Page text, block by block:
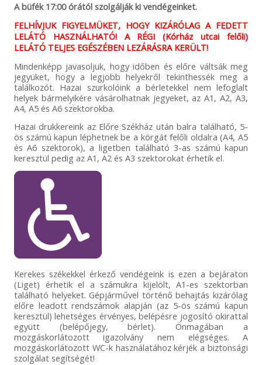
A büfék 17:00 órától szolgálják ki vendégeinket.
FELHÍVJUK FIGYELMÜKET, HOGY KIZÁRÓLAG A FEDETT
LELÁTÓ HASZNÁLHATÓ! A RÉGI (Kórház utcai felőli)
LELÁTÓ TELJES EGÉSZÉBEN LEZÁRÁSRA KERÜLT!
Mindenképp javasoljuk, hogy időben és előre váltsák meg
jegyüket, hogy a legjobb helyekről tekinthessék meg a
találkozót. Hazai szurkolóink a bérletekkel nem lefoglalt
helyek bármelyikére vásárolhatnak jegyeket, az A1, A2, A3,
A4, A5 és A6 szektorokba.
Hazai drukkereink az Előre Székház után balra található, 5-
ös számú kapun léphetnek be a körgát felőli oldalra (A4, A5
és A6 szektorok), a ligetben található 3-as számú kapun
keresztül pedig az A1, A2 és A3 szektorokat érhetik el.
Kerekes székekkel érkező vendégeink is ezen a bejáraton
(Liget) érhetik el a számukra kijelölt, A1-es szektorban
található helyeket. Gépjárművel történő behajtás kizárólag
előre leadott rendszámok alapján (az 5-ös számú kapun
keresztül) lehetséges érvényes, belépésre jogosító okirattal
együtt (belépőjegy, bérlet). Önmagában a
mozgáskorlátozott igazolvány nem elégséges. A
mozgáskorlátozott WC-k használatához kérjék a biztonsági
szolgálat segítségét!